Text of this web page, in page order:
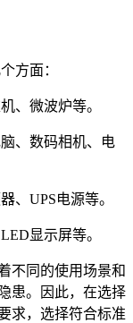
方面：
、微波炉等。
、数码相机、电
、UPS电源等。
显示屏等。
不同的使用场景和
患。因此，在选择
求，选择符合标准